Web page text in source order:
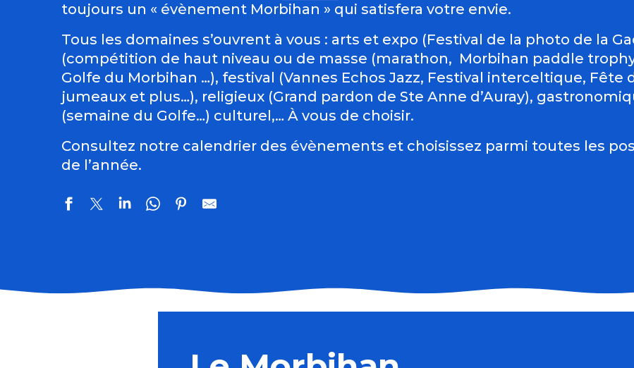
toujours un « évènement Morbihan » qui satisfera votre envie.
Tous les domaines s’ouvrent à vous : arts et expo (Festival de la photo de la
(compétition de haut niveau ou de masse (marathon, Morbihan paddle
Golfe du Morbihan …), festival (Vannes Echos Jazz, Festival interceltique,
jumeaux et plus…), religieux (Grand pardon de Ste Anne d’Auray),
(semaine du Golfe…) culturel,… À vous de choisir.
Consultez notre calendrier des évènements et choisissez parmi toutes les
de l’année.